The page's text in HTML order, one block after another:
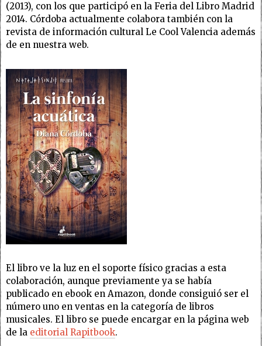
(2013), con los que participó en la Feria del Libro Madrid
2014. Córdoba actualmente colabora también con la
revista de información cultural Le Cool Valencia además
de en nuestra web.
El libro ve la luz en el soporte físico gracias a esta
colaboración, aunque previamente ya se había
publicado en ebook en Amazon, donde consiguió ser el
número uno en ventas en la categoría de libros
musicales. El libro se puede encargar en la página web
de la editorial Rapitbook.